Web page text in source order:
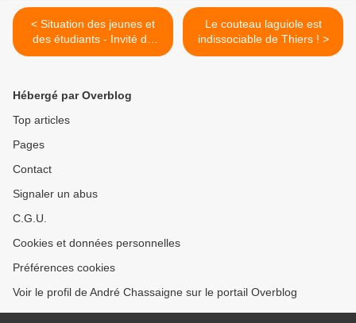
< Situation des jeunes et
des étudiants - Invité de
Dimanche en Politique -
Le couteau laguiole est
indissociable de Thiers ! >
Hébergé par Overblog
Top articles
Pages
Contact
Signaler un abus
C.G.U.
Cookies et données personnelles
Préférences cookies
Voir le profil de André Chassaigne sur le portail Overblog